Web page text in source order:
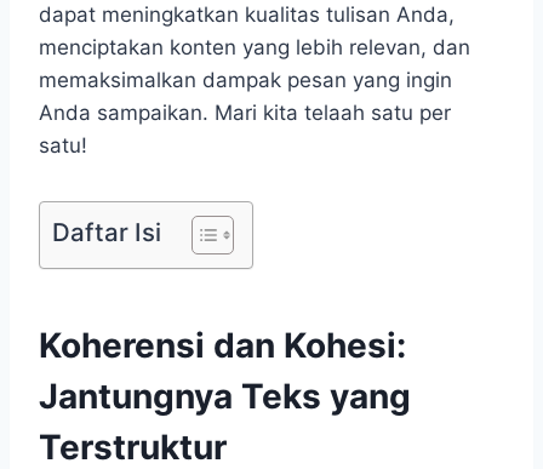
dapat meningkatkan kualitas tulisan Anda,
menciptakan konten yang lebih relevan, dan
memaksimalkan dampak pesan yang ingin
Anda sampaikan. Mari kita telaah satu per
satu!
Daftar Isi
Koherensi dan Kohesi:
Jantungnya Teks yang
Terstruktur